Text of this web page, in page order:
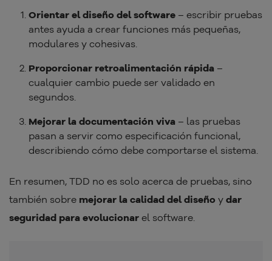
Orientar el diseño del software – escribir pruebas
antes ayuda a crear funciones más pequeñas,
modulares y cohesivas.
Proporcionar retroalimentación rápida –
cualquier cambio puede ser validado en
segundos.
Mejorar la documentación viva – las pruebas
pasan a servir como especificación funcional,
describiendo cómo debe comportarse el sistema.
En resumen, TDD no es solo acerca de pruebas, sino
también sobre mejorar la calidad del diseño y dar
seguridad para evolucionar el software.